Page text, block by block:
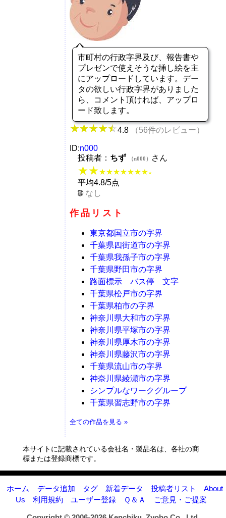
市町村の行政字界及び、報告書や
プレゼンで使えそうな挿し絵を主
にアップロードしています。デー
タの欲しい行政字界がありました
ら、コメント頂ければ、アップロ
ード致します。
4.8 （56件のレビュー）
ID:n000
投稿者： ちず （n000） さん
★★★★★★★★★ ★
平均4.8/5点
なし
作品リスト
東京都国立市の字界
千葉県四街道市の字界
千葉県我孫子市の字界
千葉県野田市の字界
路面標示 バス停 文字
千葉県松戸市の字界
千葉県柏市の字界
神奈川県大和市の字界
神奈川県平塚市の字界
神奈川県厚木市の字界
神奈川県藤沢市の字界
千葉県流山市の字界
神奈川県綾瀬市の字界
シンプルなワークグループ
千葉県習志野市の字界
全ての作品を見る »
本サイトに記載されている会社名・製品名は、各社の商
標または登録商標です。
ホーム データ追加 タグ 新着データ 投稿者リスト
About
Us
利用規約 ユーザー登録 Ｑ＆Ａ ご意見・ご提案